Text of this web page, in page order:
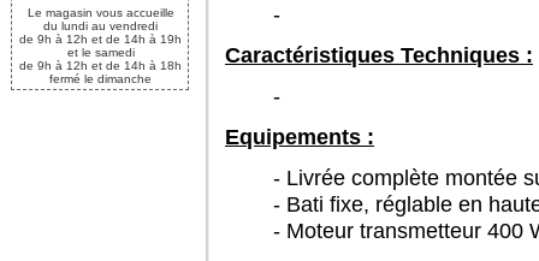
Le magasin vous accueille
du lundi au vendredi
de 9h à 12h et de 14h à 19h
et le samedi
de 9h à 12h et de 14h à 18h
fermé le dimanche
-
Caractéristiques Techniques :
-
Equipements :
- Livrée complète montée
- Bati fixe, réglable en
- Moteur transmetteur 400